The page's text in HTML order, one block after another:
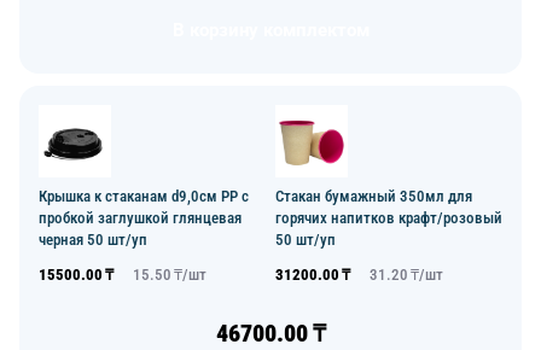
Крышка к стаканам d9,0см PP с
пробкой заглушкой глянцевая
черная 50 шт/уп
15500.00 ₸ 15.50 ₸/шт
Стакан бумажный 350мл для
горячих напитков крафт/розовый
50 шт/уп
31200.00 ₸ 31.20 ₸/шт
46700.00₸